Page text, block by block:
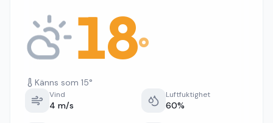
18°
Känns som 15°
Vind
4 m/s
Luftfuktighet
60%